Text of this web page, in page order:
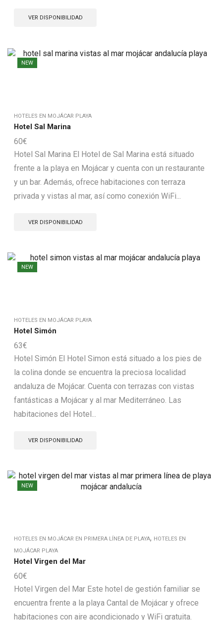
VER DISPONIBILIDAD
NEW
HOTELES EN MOJÁCAR PLAYA
Hotel Sal Marina
60€
Hotel Sal Marina El Hotel de Sal Marina está situado
frente a la playa en Mojácar y cuenta con un restaurante
y un bar. Además, ofrece habitaciones con terraza
privada y vistas al mar, así como conexión WiFi...
VER DISPONIBILIDAD
NEW
HOTELES EN MOJÁCAR PLAYA
Hotel Simón
63€
Hotel Simón El Hotel Simon está situado a los pies de
la colina donde se encuentra la preciosa localidad
andaluza de Mojácar. Cuenta con terrazas con vistas
fantásticas a Mojácar y al mar Mediterráneo. Las
habitaciones del Hotel...
VER DISPONIBILIDAD
NEW
HOTELES EN MOJÁCAR EN PRIMERA LÍNEA DE PLAYA, HOTELES EN
MOJÁCAR PLAYA
Hotel Virgen del Mar
60€
Hotel Virgen del Mar Este hotel de gestión familiar se
encuentra frente a la playa Cantal de Mojácar y ofrece
habitaciones con aire acondicionado y WiFi gratuita.